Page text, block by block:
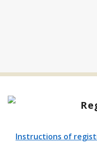
Instructions of
Opens in a new tab